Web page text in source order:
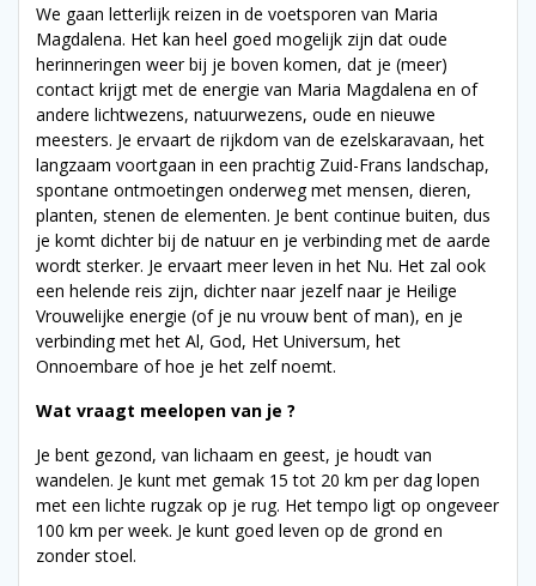
We gaan letterlijk reizen in de voetsporen van Maria
Magdalena. Het kan heel goed mogelijk zijn dat oude
herinneringen weer bij je boven komen, dat je (meer)
contact krijgt met de energie van Maria Magdalena en of
andere lichtwezens, natuurwezens, oude en nieuwe
meesters. Je ervaart de rijkdom van de ezelskaravaan, het
langzaam voortgaan in een prachtig Zuid-Frans landschap,
spontane ontmoetingen onderweg met mensen, dieren,
planten, stenen de elementen. Je bent continue buiten, dus
je komt dichter bij de natuur en je verbinding met de aarde
wordt sterker. Je ervaart meer leven in het Nu. Het zal ook
een helende reis zijn, dichter naar jezelf naar je Heilige
Vrouwelijke energie (of je nu vrouw bent of man), en je
verbinding met het Al, God, Het Universum, het
Onnoembare of hoe je het zelf noemt.
Wat vraagt meelopen van je ?
Je bent gezond, van lichaam en geest, je houdt van
wandelen. Je kunt met gemak 15 tot 20 km per dag lopen
met een lichte rugzak op je rug. Het tempo ligt op ongeveer
100 km per week. Je kunt goed leven op de grond en
zonder stoel.